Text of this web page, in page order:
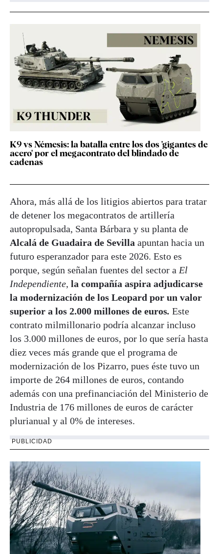
K9 vs Némesis: la batalla entre los dos 'gigantes de
acero' por el megacontrato del blindado de
cadenas
Ahora, más allá de los litigios abiertos para tratar
de detener los megacontratos de artillería
autopropulsada, Santa Bárbara y su planta de
Alcalá de Guadaira de Sevilla apuntan hacia un
futuro esperanzador para este 2026. Esto es
porque, según señalan fuentes del sector a El
Independiente, la compañía aspira adjudicarse
la modernización de los Leopard por un valor
superior a los 2.000 millones de euros. Este
contrato milmillonario podría alcanzar incluso
los 3.000 millones de euros, por lo que sería hasta
diez veces más grande que el programa de
modernización de los Pizarro, pues éste tuvo un
importe de 264 millones de euros, contando
además con una prefinanciación del Ministerio de
Industria de 176 millones de euros de carácter
plurianual y al 0% de intereses.
PUBLICIDAD